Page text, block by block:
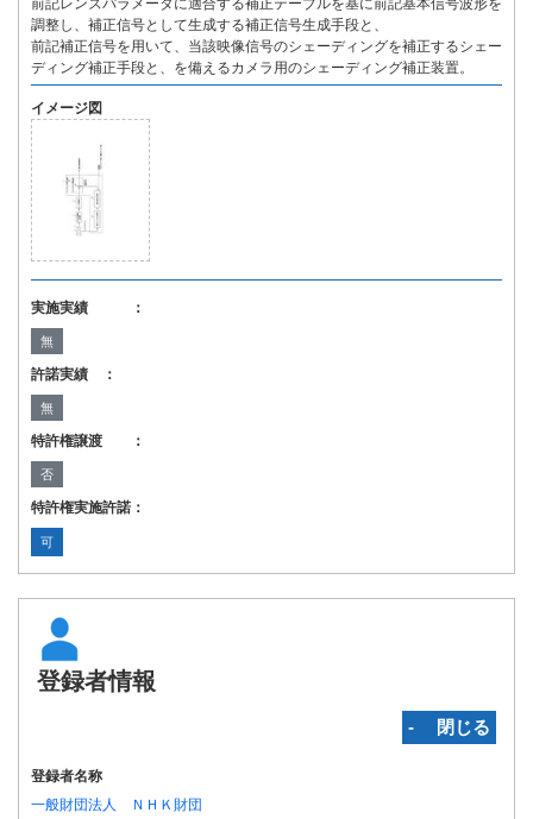
前記レンズパラメータに適合する補正テーブルを基に前記基本信号波形を
調整し、補正信号として生成する補正信号生成手段と、
前記補正信号を用いて、当該映像信号のシェーディングを補正するシェー
ディング補正手段と、を備えるカメラ用のシェーディング補正装置。
イメージ図
実施実績 ：
無
許諾実績 ：
無
特許権譲渡 ：
否
特許権実施許諾：
可
登録者情報
‐ 閉じる
登録者名称
一般財団法人 ＮＨＫ財団